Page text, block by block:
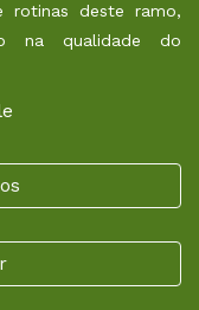
rotinas deste ramo,
na qualidade do